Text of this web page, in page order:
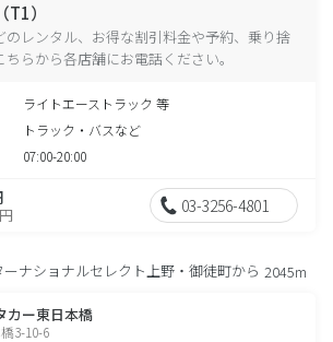
）
のレンタル、お得な割引料金や予約、乗り捨
らから各店舗にお電話ください。
ライトエーストラック 等
トラック・バスなど
07:00-20:00
03-3256-4801
ナショナルセレクト上野・御徒町から 2045m
カー東日本橋
3-10-6